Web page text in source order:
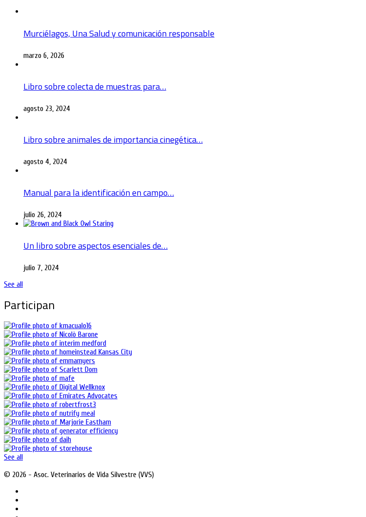
Murciélagos, Una Salud y comunicación responsable
marzo 6, 2026
Libro sobre colecta de muestras para…
agosto 23, 2024
Libro sobre animales de importancia cinegética…
agosto 4, 2024
Manual para la identificación en campo…
julio 26, 2024
Un libro sobre aspectos esenciales de…
julio 7, 2024
See all
Participan
See all
© 2026 - Asoc. Veterinarios de Vida Silvestre (VVS)